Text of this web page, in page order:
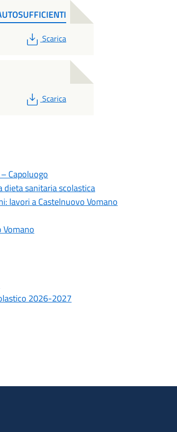
PDF
Scarica
PDF
Scarica
Capoluogo
dieta sanitaria scolastica
lavori a Castelnuovo Vomano
Vomano
2026-2027